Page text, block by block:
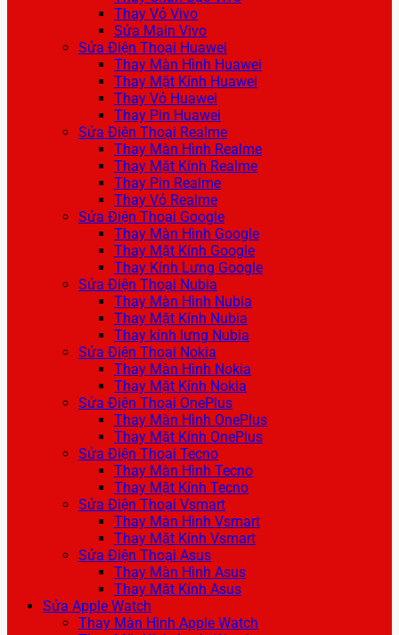
Thay Vỏ Vivo
Sửa Main Vivo
Sửa Điện Thoại Huawei
Thay Màn Hình Huawei
Thay Mặt Kính Huawei
Thay Vỏ Huawei
Thay Pin Huawei
Sửa Điện Thoại Realme
Thay Màn Hình Realme
Thay Mặt Kính Realme
Thay Pin Realme
Thay Vỏ Realme
Sửa Điện Thoại Google
Thay Màn Hình Google
Thay Mặt Kính Google
Thay Kính Lưng Google
Sửa Điện Thoại Nubia
Thay Màn Hình Nubia
Thay Mặt Kính Nubia
Thay kính lưng Nubia
Sửa Điện Thoại Nokia
Thay Màn Hình Nokia
Thay Mặt Kính Nokia
Sửa Điện Thoại OnePlus
Thay Màn Hình OnePlus
Thay Mặt Kính OnePlus
Sửa Điện Thoại Tecno
Thay Màn Hình Tecno
Thay Mặt Kính Tecno
Sửa Điện Thoại Vsmart
Thay Màn Hình Vsmart
Thay Mặt Kính Vsmart
Sửa Điện Thoại Asus
Thay Màn Hình Asus
Thay Mặt Kính Asus
Sửa Apple Watch
Thay Màn Hình Apple Watch